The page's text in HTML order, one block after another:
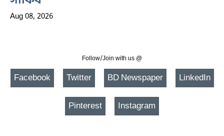
Aug 08, 2026
Follow/Join with us @
Facebook Twitter BD Newspaper LinkedIn
Pinterest Instagram